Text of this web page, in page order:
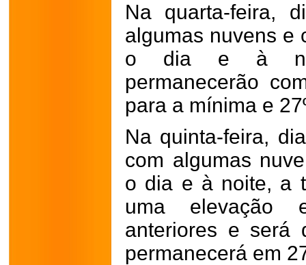
Na quarta-feira,
algumas nuvens e
o dia e à
permanecerão
para a mínima e
Na quinta-feira,
com algumas
o dia e à noite, a
uma elevação
anteriores e será
permanecerá em